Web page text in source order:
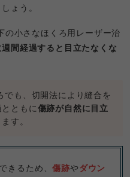
ょう。
の小さなほくろ用レーザー治
週間経過すると目立たなくな
でも、切開法により縫合を
ともに傷跡が自然に目立
す。
きるため、傷跡やダウン